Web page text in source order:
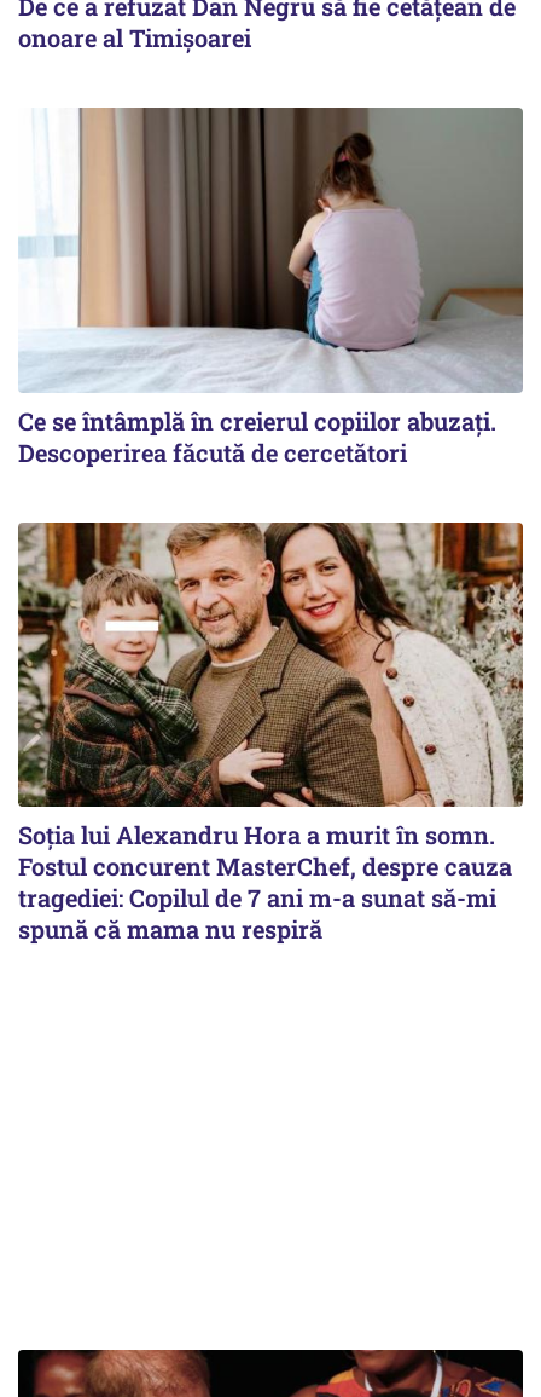
De ce a refuzat Dan Negru să fie cetățean de
onoare al Timișoarei
Ce se întâmplă în creierul copiilor abuzați.
Descoperirea făcută de cercetători
Soția lui Alexandru Hora a murit în somn.
Fostul concurent MasterChef, despre cauza
tragediei: Copilul de 7 ani m-a sunat să-mi
spună că mama nu respiră